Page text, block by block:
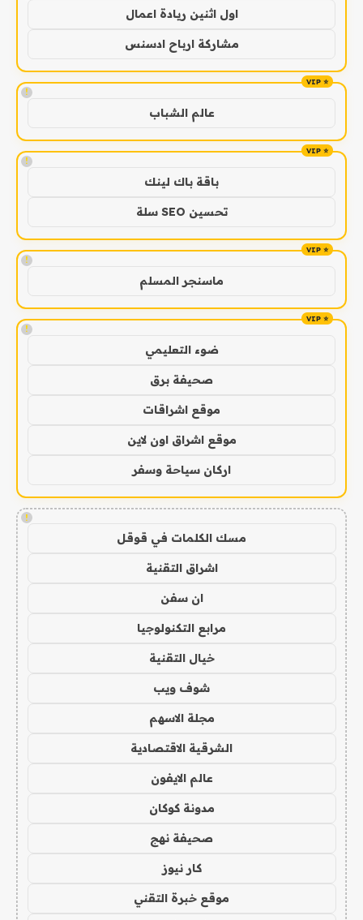
اول اثنين ريادة اعمال
مشاركة ارباح ادسنس
!
عالم الشباب
!
باقة باك لينك
تحسين SEO سلة
!
ماسنجر المسلم
!
ضوء التعليمي
صحيفة برق
موقع اشراقات
موقع اشراق اون لاين
اركان سياحة وسفر
!
مسك الكلمات في قوقل
اشراق التقنية
ان سفن
مرابع التكنولوجيا
خيال التقنية
شوف ويب
مجلة الاسهم
الشرقية الاقتصادية
عالم الايفون
مدونة كوكان
صحيفة نهج
كار نيوز
موقع خبرة التقني